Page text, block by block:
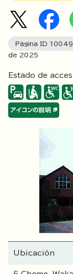
Página ID
de 2025
Estado de
Ubicación